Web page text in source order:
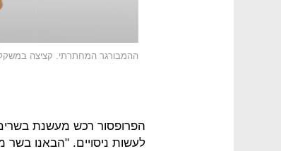
ההמבורגר המחתרתי. קציצה במשקל 220 גרם שעוברת צלייה של 45 דקות
הפרופסור רכש מעשנת
לעשות ניסויים. "הבאנו בשר